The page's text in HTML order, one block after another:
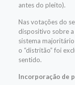
antes do pleito).
Nas votações do
dispositivo sobre
sistema
o “distritão” foi
sentido.
Incorporação de